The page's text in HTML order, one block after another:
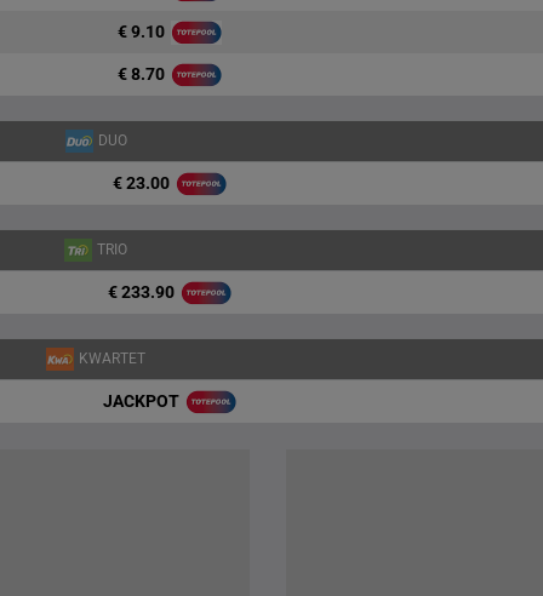
€ 9.10
€ 8.70
DUO
€ 23.00
TRIO
€ 233.90
KWARTET
JACKPOT